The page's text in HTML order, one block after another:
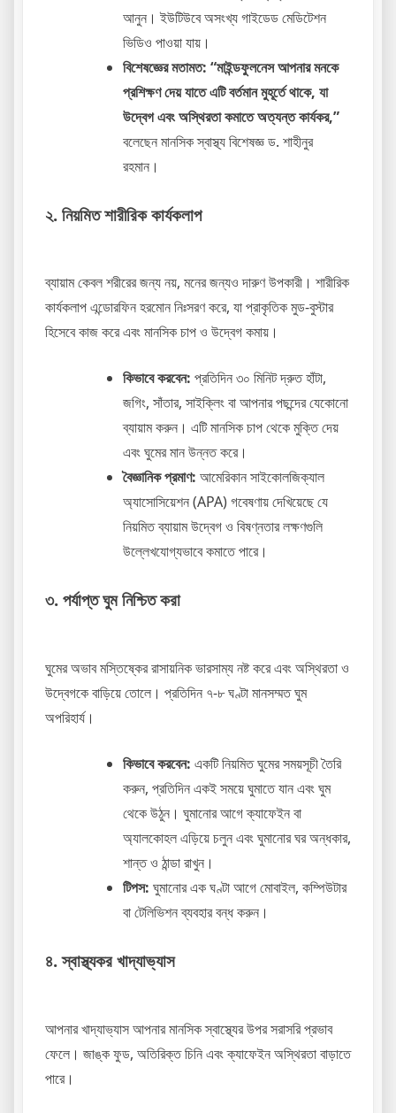
আনুন। ইউটিউবে অসংখ্য গাইডেড মেডিটেশন
ভিডিও পাওয়া যায়।
বিশেষজ্ঞের মতামত: “মাইন্ডফুলনেস আপনার মনকে
প্রশিক্ষণ দেয় যাতে এটি বর্তমান মুহূর্তে থাকে, যা
উদ্বেগ এবং অস্থিরতা কমাতে অত্যন্ত কার্যকর,”
বলেছেন মানসিক স্বাস্থ্য বিশেষজ্ঞ ড. শাহীনুর
রহমান।
২. নিয়মিত শারীরিক কার্যকলাপ
ব্যায়াম কেবল শরীরের জন্য নয়, মনের জন্যও দারুণ উপকারী। শারীরিক
কার্যকলাপ এন্ডোরফিন হরমোন নিঃসরণ করে, যা প্রাকৃতিক মুড-বুস্টার
হিসেবে কাজ করে এবং মানসিক চাপ ও উদ্বেগ কমায়।
কিভাবে করবেন: প্রতিদিন ৩০ মিনিট দ্রুত হাঁটা,
জগিং, সাঁতার, সাইক্লিং বা আপনার পছন্দের যেকোনো
ব্যায়াম করুন। এটি মানসিক চাপ থেকে মুক্তি দেয়
এবং ঘুমের মান উন্নত করে।
বৈজ্ঞানিক প্রমাণ: আমেরিকান সাইকোলজিক্যাল
অ্যাসোসিয়েশন (APA) গবেষণায় দেখিয়েছে যে
নিয়মিত ব্যায়াম উদ্বেগ ও বিষণ্নতার লক্ষণগুলি
উল্লেখযোগ্যভাবে কমাতে পারে।
৩. পর্যাপ্ত ঘুম নিশ্চিত করা
ঘুমের অভাব মস্তিষ্কের রাসায়নিক ভারসাম্য নষ্ট করে এবং অস্থিরতা ও
উদ্বেগকে বাড়িয়ে তোলে। প্রতিদিন ৭-৮ ঘণ্টা মানসম্মত ঘুম
অপরিহার্য।
কিভাবে করবেন: একটি নিয়মিত ঘুমের সময়সূচী তৈরি
করুন, প্রতিদিন একই সময়ে ঘুমাতে যান এবং ঘুম
থেকে উঠুন। ঘুমানোর আগে ক্যাফেইন বা
অ্যালকোহল এড়িয়ে চলুন এবং ঘুমানোর ঘর অন্ধকার,
শান্ত ও ঠান্ডা রাখুন।
টিপস: ঘুমানোর এক ঘণ্টা আগে মোবাইল, কম্পিউটার
বা টেলিভিশন ব্যবহার বন্ধ করুন।
৪. স্বাস্থ্যকর খাদ্যাভ্যাস
আপনার খাদ্যাভ্যাস আপনার মানসিক স্বাস্থ্যের উপর সরাসরি প্রভাব
ফেলে। জাঙ্ক ফুড, অতিরিক্ত চিনি এবং ক্যাফেইন অস্থিরতা বাড়াতে
পারে।